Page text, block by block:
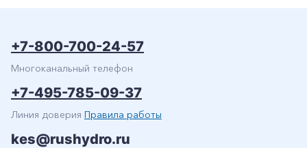
+7-800-700-24-57
Многоканальный телефон
+7-495-785-09-37
Линия доверия Правила работы
kes@rushydro.ru